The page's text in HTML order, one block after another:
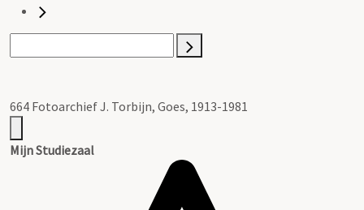
664 Fotoarchief J. Torbijn, Goes, 1913-1981
Mijn Studiezaal